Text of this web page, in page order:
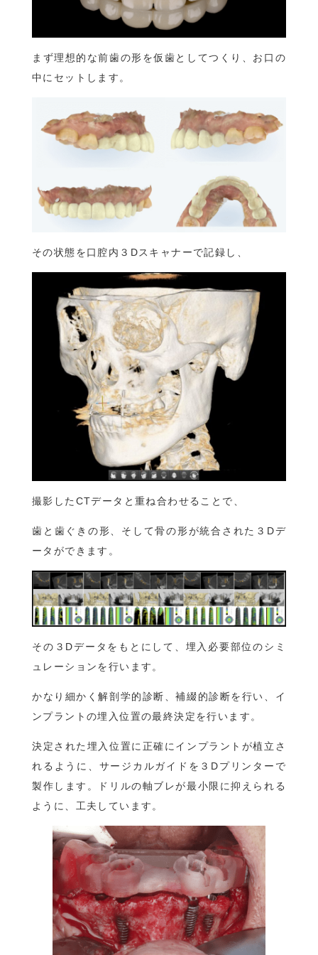
まず理想的な前歯の形を仮歯としてつくり、お口の
中にセットします。
その状態を口腔内３Dスキャナーで記録し、
撮影したCTデータと重ね合わせることで、
歯と歯ぐきの形、そして骨の形が統合された３Dデ
ータができます。
その３Dデータをもとにして、埋入必要部位のシミ
ュレーションを行います。
かなり細かく解剖学的診断、補綴的診断を行い、イ
ンプラントの埋入位置の最終決定を行います。
決定された埋入位置に正確にインプラントが植立さ
れるように、サージカルガイドを３Dプリンターで
製作します。ドリルの軸ブレが最小限に抑えられる
ように、工夫しています。